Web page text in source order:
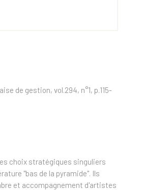
de gestion, vol.294, n°1, p.115-
choix stratégiques singuliers
"bas de la pyramide". Ils
et accompagnement d'artistes